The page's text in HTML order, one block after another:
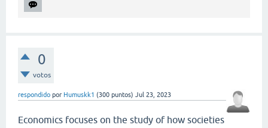
0
votos
respondido por Humuskk1 (300 puntos) Jul 23, 2023
Economics focuses on the study of how societies